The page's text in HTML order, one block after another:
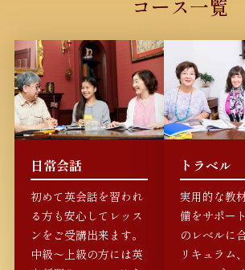
コース一覧
日常会話
初めて英会話を習われ
る方も安心してレッス
ンをご受講出来ます。
中級～上級の方には英
トラベル
実用的な教
備をサポー
のレベルに
リキュラム